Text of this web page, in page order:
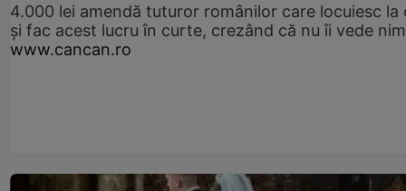
4.000 lei amendă tuturor românilor care locuiesc la
și fac acest lucru în curte, crezând că nu îi vede
www.cancan.ro